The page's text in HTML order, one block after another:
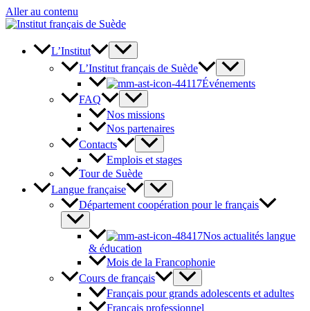
Aller au contenu
L’Institut
L’Institut français de Suède
Événements
FAQ
Nos missions
Nos partenaires
Contacts
Emplois et stages
Tour de Suède
Langue française
Département coopération pour le français
Nos actualités langue
& éducation
Mois de la Francophonie
Cours de français
Français pour grands adolescents et adultes
Français professionnel